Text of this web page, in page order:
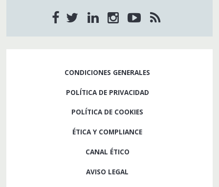
CONDICIONES GENERALES
POLÍTICA DE PRIVACIDAD
POLÍTICA DE COOKIES
ÉTICA Y COMPLIANCE
CANAL ÉTICO
AVISO LEGAL